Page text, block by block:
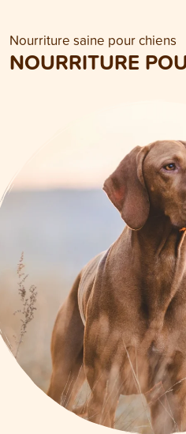
Nourriture saine pour chiens
NOURRITURE